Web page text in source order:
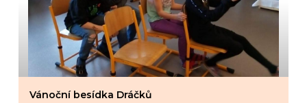
Vánoční besídka Dráčků